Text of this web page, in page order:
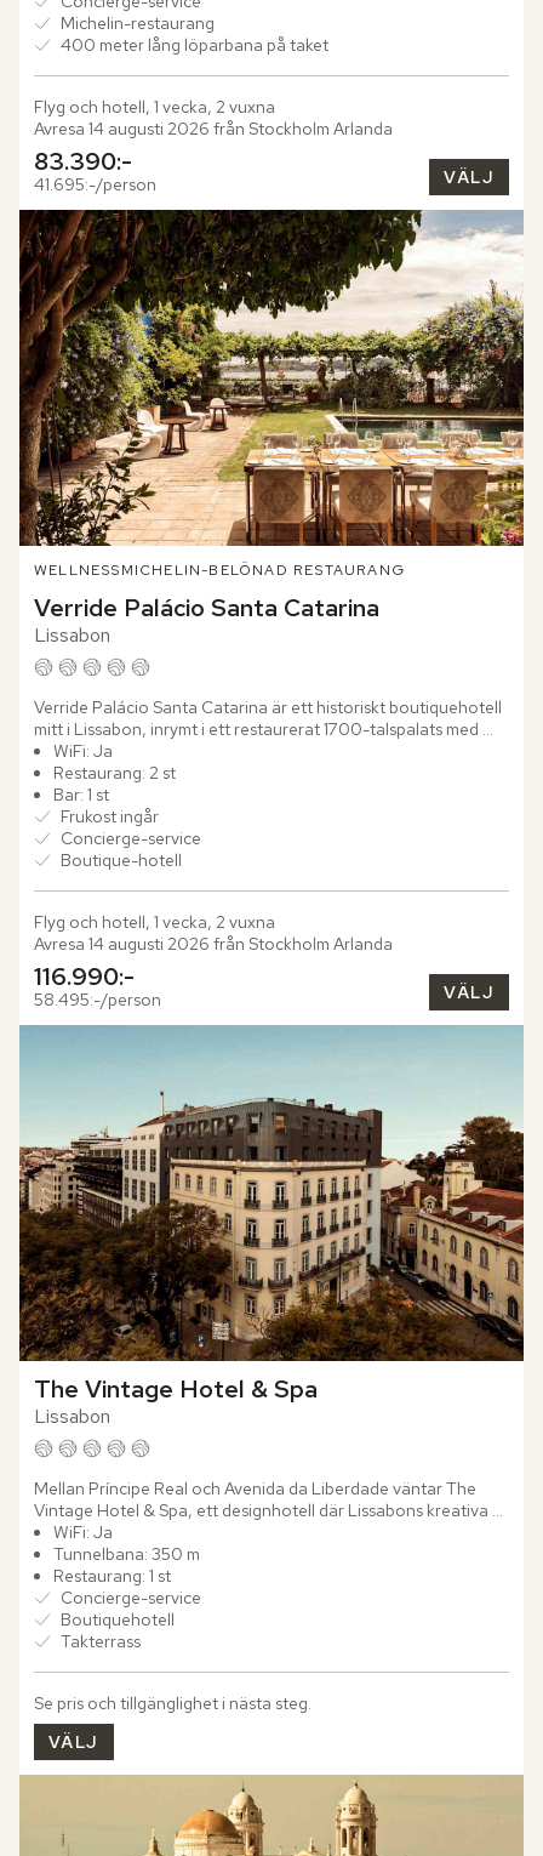
Michelin-restaurang
400 meter lång löparbana på taket
Flyg och hotell, 1 vecka, 2 vuxna
Avresa 14 augusti 2026 från Stockholm Arlanda
83.390:-
41.695:-/person VÄLJ
WELLNESSMICHELIN-BELÖNAD RESTAURANG
Verride Palácio Santa Catarina
Lissabon
Verride Palácio Santa Catarina är ett historiskt boutiquehotell
mitt i Lissabon, inrymt i ett restaurerat 1700-talspalats med
utsikt över floden Tejo. Här möts stadens...
WiFi: Ja
Restaurang: 2 st
Bar: 1 st
Frukost ingår
Concierge-service
Boutique-hotell
Flyg och hotell, 1 vecka, 2 vuxna
Avresa 14 augusti 2026 från Stockholm Arlanda
116.990:-
58.495:-/person VÄLJ
The Vintage Hotel & Spa
Lissabon
Mellan Príncipe Real och Avenida da Liberdade väntar The
Vintage Hotel & Spa, ett designhotell där Lissabons kreativa
själ möter influenser från 1950- och 60-talens estetik....
WiFi: Ja
Tunnelbana: 350 m
Restaurang: 1 st
Concierge-service
Boutiquehotell
Takterrass
Se pris och tillgänglighet i nästa steg.
VÄLJ